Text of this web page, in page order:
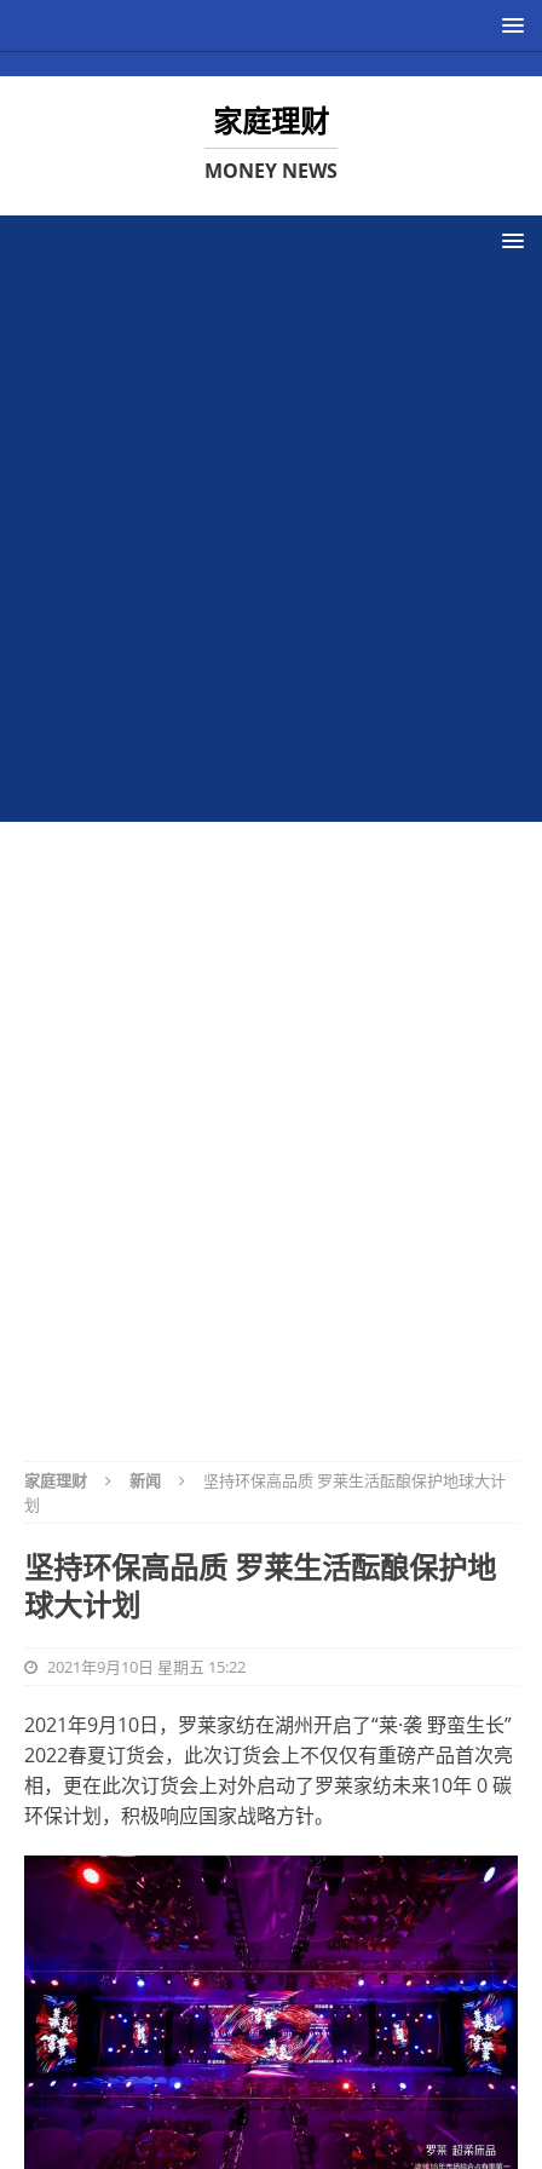
家庭理财
MONEY NEWS
家庭理财 新闻
坚持环保高品质 罗莱生活酝酿保护地球大计
划
坚持环保高品质 罗莱生活酝酿保护地
球大计划
2021年9月10日 星期五 15:22
2021年9月10日，罗莱家纺在湖州开启了“莱·袭 野蛮生长”
2022春夏订货会，此次订货会上不仅仅有重磅产品首次亮
相，更在此次订货会上对外启动了罗莱家纺未来10年 0 碳
环保计划，积极响应国家战略方针。